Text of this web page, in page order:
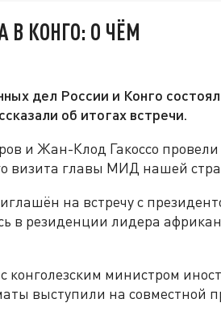
В КОНГО: О ЧЁМ
дел России и Конго
об итогах встречи.
и Жан-Клод Гакоссо провели
визита главы МИД нашей
на встречу с
в резиденции лидера
конголезским министром
выступили на совместной